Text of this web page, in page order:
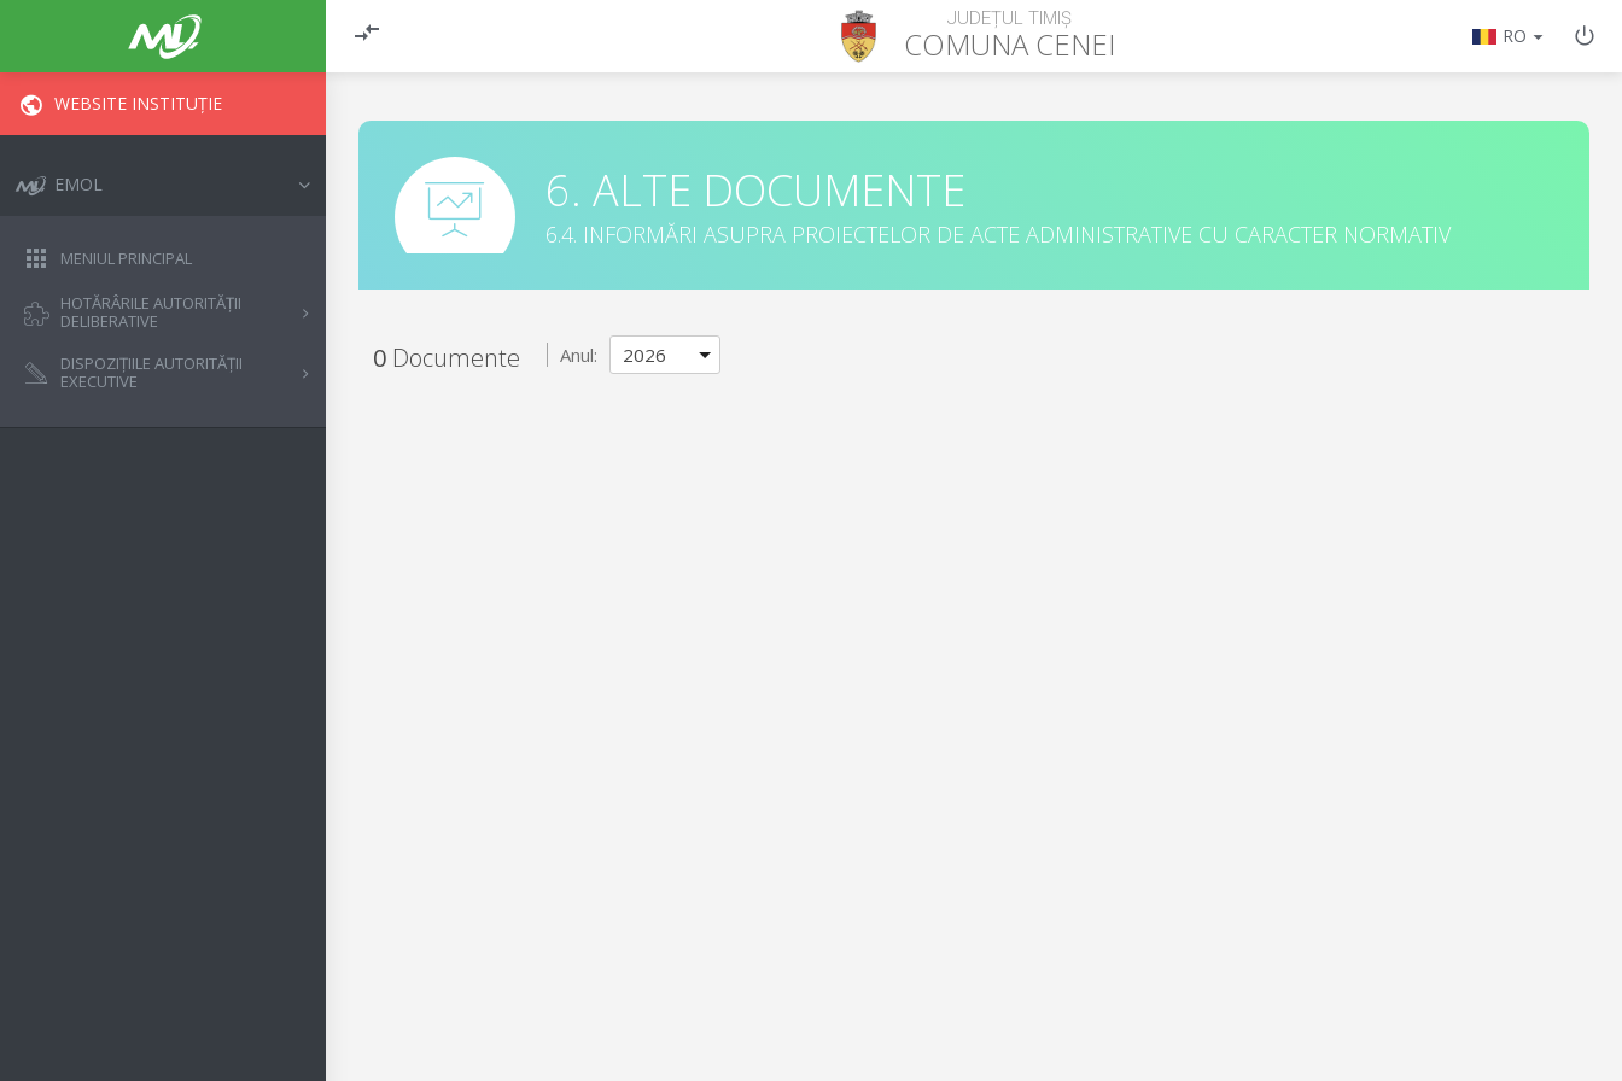
JUDEȚUL TIMIȘ
COMUNACENEI RO
WEBSITE INSTITUȚIE
EMOL
MENIUL PRINCIPAL
HOTĂRÂRILE AUTORITĂȚII
DELIBERATIVE
DISPOZIȚIILE AUTORITĂȚII
EXECUTIVE
6. ALTE DOCUMENTE
6.4. INFORMĂRI ASUPRA PROIECTELOR DE ACTE ADMINISTRATIVE CU CARACTER NORMATIV
0 Documente Anul: